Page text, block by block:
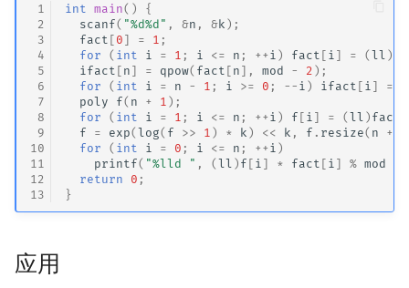
1
2
3
4
5
6
7
8
9
10
11
12
13
int main()
{
scanf( "%d%d" , &n , &k );
fact [ 0 ] = 1 ;
for
( int i = 1 ; i <= n ; ++ i ) fact [ i ] = (ll )
ifact [ n ] = qpow( fact [ n ], mod - 2 );
for
( int i = n - 1 ; i >= 0 ; -- i ) ifact [ i ] =
poly
f( n + 1 );
for
( int i = 1 ; i <= n ; ++ i ) f [ i ] = (ll ) fact
f
= exp(log( f >> 1 ) * k ) << k , f . resize( n +
for
( int i = 0 ; i <= n ; ++ i )
printf( "%lld " , (ll ) f [ i ] * fact [ i ] % mod
return
0 ;
}
应用